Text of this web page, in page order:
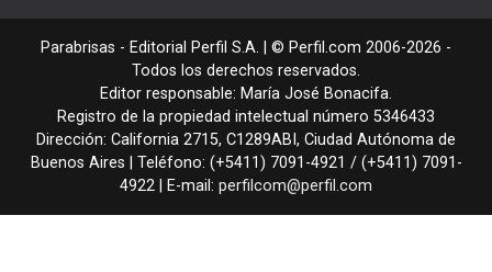
Parabrisas - Editorial Perfil S.A. | © Perfil.com 2006-2026 -
Todos los derechos reservados.
Editor responsable: María José Bonacifa.
Registro de la propiedad intelectual número 5346433
Dirección: California 2715, C1289ABI , Ciudad Autónoma de
Buenos Aires | Teléfono: (+5411) 7091-4921 / (+5411) 7091-
4922 | E-mail: perfilcom@perfil.com